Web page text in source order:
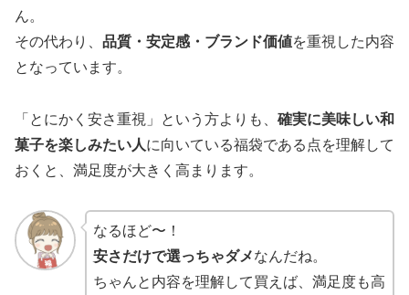
ん。
その代わり、 品質・安定感・ブランド価値を重視した内容
となっています。
「とにかく安さ重視」という方よりも、 確実に美味しい和
菓子を楽しみたい人に向いている福袋である点を理解して
おくと、満足度が大きく高まります。
なるほど〜！
安さだけで選っちゃダメなんだね。
ちゃんと内容を理解して買えば、満足度も高